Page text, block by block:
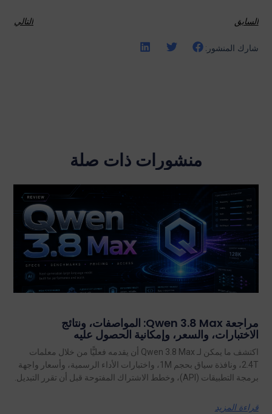
السابق التالي
شارك المنشور:
منشورات ذات صلة
مراجعة Qwen 3.8 Max: المواصفات، ونتائج
الاختبارات، والسعر، وإمكانية الحصول عليه
اكتشف ما يمكن لـ Qwen 3.8 Max أن يقدمه فعليًّا من خلال معلمات
2.4T، ونافذة سياق بحجم 1M، واختبارات الأداء الرسمية، وأسعار واجهة
برمجة التطبيقات (API)، وخطط الاشتراك المفتوحة قبل أن تقرر التبديل.
قراءة المزيد